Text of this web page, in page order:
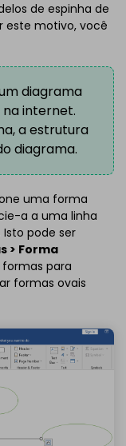
de espinha de
este motivo, você
diagrama
internet.
a estrutura
diagrama.
uma forma
a a uma linha
pode ser
> Forma
para
formas ovais